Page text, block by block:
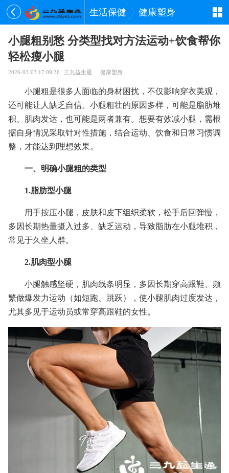
生活保健 健康塑身
小腿粗别愁 分类型找对方法运动+饮食帮你
轻松瘦小腿
2026-03-03 17:09:36 三九益生通 健康塑身
小腿粗是很多人面临的身材困扰，不仅影响穿衣美观，
还可能让人缺乏自信。小腿粗壮的原因多样，可能是脂肪堆
积、肌肉发达，也可能是两者兼有。想要有效减小腿，需根
据自身情况采取针对性措施，结合运动、饮食和日常习惯调
整，才能达到理想效果。
一、明确小腿粗的类型
1.脂肪型小腿
用手按压小腿，皮肤和皮下组织柔软，松手后回弹慢，
多因长期热量摄入过多、缺乏运动，导致脂肪在小腿堆积，
常见于久坐人群。
2.肌肉型小腿
小腿触感坚硬，肌肉线条明显，多因长期穿高跟鞋、频
繁做爆发力运动（如短跑、跳跃），使小腿肌肉过度发达，
尤其多见于运动员或常穿高跟鞋的女性。